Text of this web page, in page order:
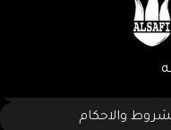
والاحكام